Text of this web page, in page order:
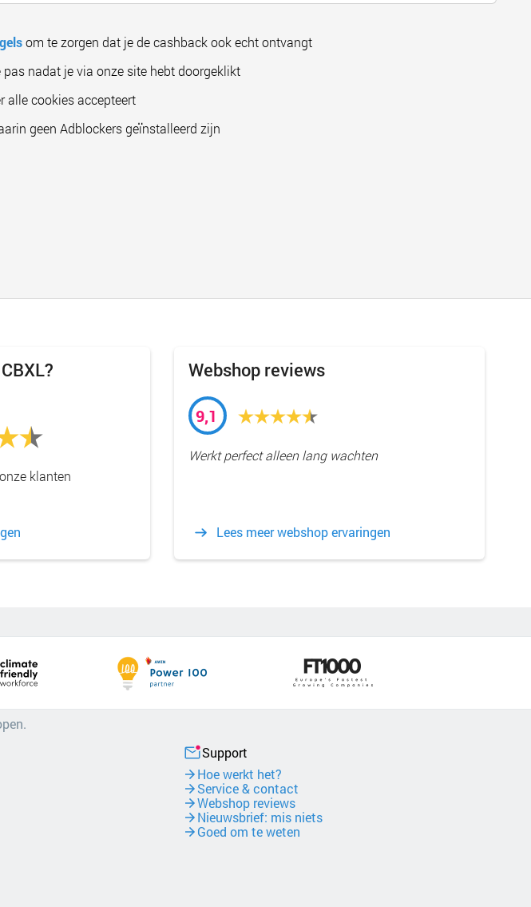
om te zorgen dat je de cashback ook echt ontvangt
nadat je via onze site hebt doorgeklikt
alle cookies accepteert
geen Adblockers geïnstalleerd zijn
klanten
Webshop reviews
9,1
Werkt perfect alleen lang wachten
Lees meer webshop ervaringen
Support
Hoe werkt het?
Service & contact
Webshop reviews
Nieuwsbrief: mis niets
Goed om te weten